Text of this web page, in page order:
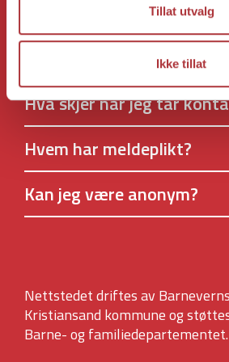
Tillat utvalg
Ikke tillat
Når bør jeg ta kontakt?
Hva skjer når jeg tar
Hvem har meldeplikt?
Kan jeg være anonym?
Nettstedet driftes av
Kristiansand kommune og
Barne- og familiedepartementet.